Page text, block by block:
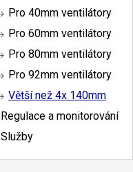
Pro 40mm ventilátory
Pro 60mm ventilátory
Pro 80mm ventilátory
Pro 92mm ventilátory
Větší než 4x 140mm
Regulace a monitorování
Služby